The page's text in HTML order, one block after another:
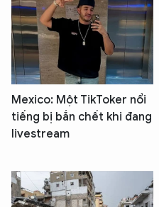
Mexico: Một TikToker nổi
tiếng bị bắn chết khi đang
livestream